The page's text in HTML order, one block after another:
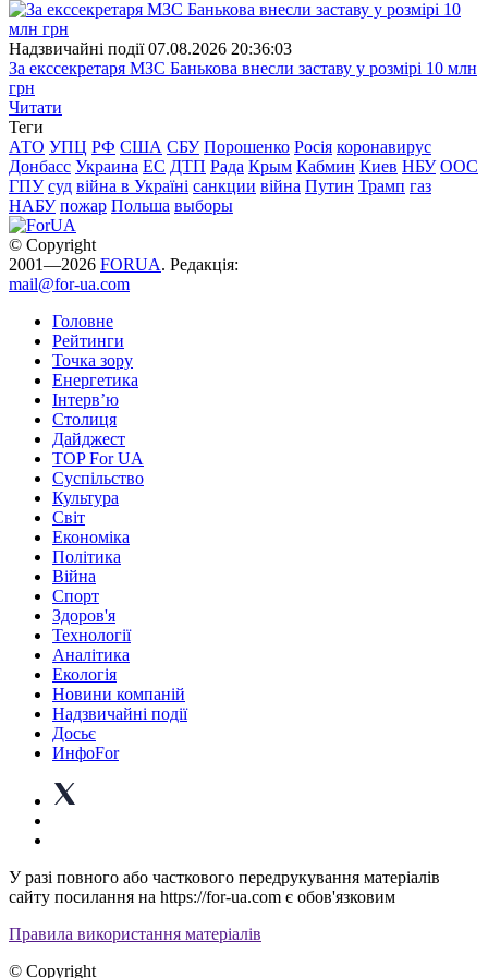
Надзвичайні події 07.08.2026 20:36:03
За екссекретаря МЗС Банькова внесли заставу у розмірі 10 млн
грн
Читати
Теги
АТО УПЦ РФ США СБУ Порошенко Росія коронавирус
Донбасс Украина ЕС ДТП Рада Крым Кабмин Киев НБУ ООС
ГПУ суд війна в Україні санкции війна Путин Трамп газ
НАБУ пожар Польша выборы
© Copyright
2001—2026 FORUA. Редакція:
mail@for-ua.com
Головне
Рейтинги
Точка зору
Енергетика
Інтерв’ю
Столиця
Дайджест
TOP For UA
Суспiльство
Культура
Світ
Економіка
Політика
Війна
Спорт
Здоров'я
Технології
Аналітика
Екологія
Новини компаній
Надзвичайні події
Досьє
ИнфоFor
У разі повного або часткового передрукування матеріалів
сайту посилання на https://for-ua.com є обов'язковим
Правила використання матеріалів
© Copyright